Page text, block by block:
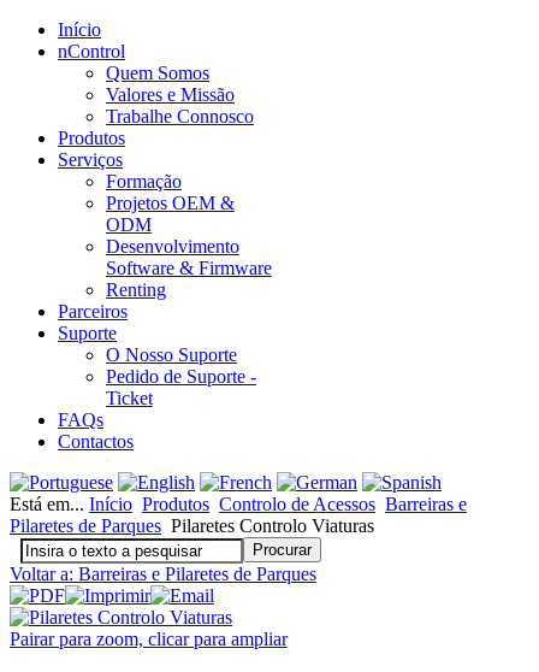
Início
nControl
Quem Somos
Valores e Missão
Trabalhe Connosco
Produtos
Serviços
Formação
Projetos OEM &
ODM
Desenvolvimento
Software & Firmware
Renting
Parceiros
Suporte
O Nosso Suporte
Pedido de Suporte -
Ticket
FAQs
Contactos
Está em... Início Produtos Controlo de Acessos Barreiras e
Pilaretes de Parques Pilaretes Controlo Viaturas
Voltar a: Barreiras e Pilaretes de Parques
Pairar para zoom, clicar para ampliar